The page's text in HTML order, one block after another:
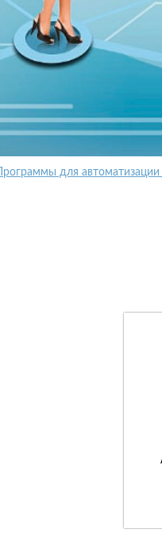
Программы для автоматизации